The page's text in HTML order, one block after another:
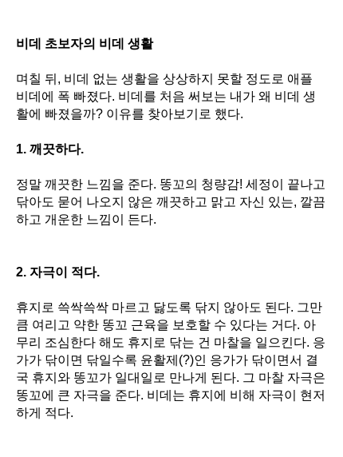
비데 초보자의 비데 생활
며칠 뒤 , 비데 없는 생활을 상상하지 못할 정도로 애플
비데에 폭 빠졌다. 비데를 처음 써보는 내가 왜 비데 생
활에 빠졌을까? 이유를 찾아보기로 했다.
1. 깨끗하다.
정말 깨끗한 느낌을 준다. 똥꼬의 청량감! 세정이 끝나고
닦아도 묻어 나오지 않은 깨끗하고 맑고 자신 있는, 깔끔
하고 개운한 느낌이 든다.
2. 자극이 적다.
휴지로 쓱싹쓱싹 마르고 닳도록 닦지 않아도 된다. 그만
큼 여리고 약한 똥꼬 근육을 보호할 수 있다는 거다. 아
무리 조심한다 해도 휴지로 닦는 건 마찰을 일으킨다. 응
가가 닦이면 닦일수록 윤활제 (?)인 응가가 닦이면서 결
국 휴지와 똥꼬가 일대일로 만나게 된다. 그 마찰 자극은
똥꼬에 큰 자극을 준다. 비데는 휴지에 비해 자극이 현저
하게 적다.